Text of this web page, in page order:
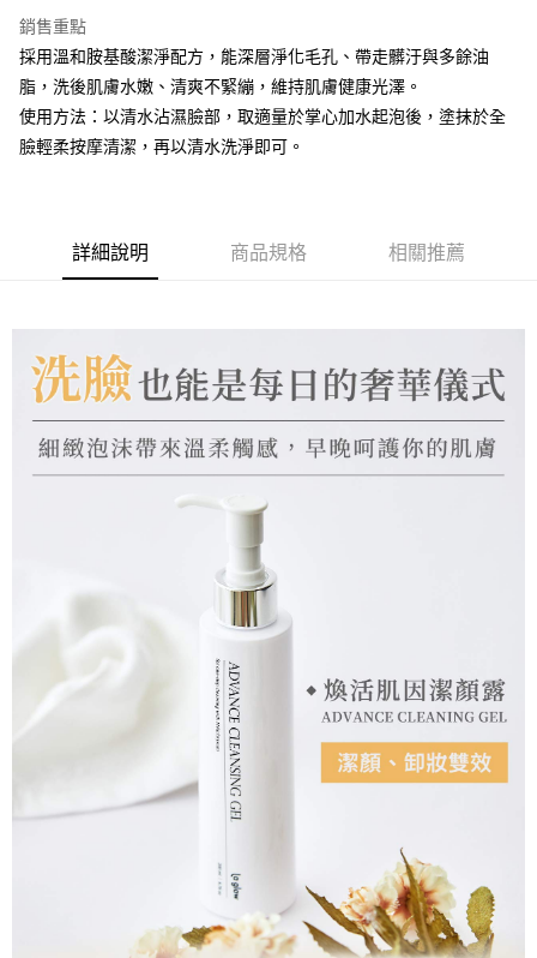
台灣樂天信用卡公司
玉山商業銀行
台灣樂天信用卡公司
全家取貨付款
每筆NT$70，滿NT$899(含以上)免運費
付款後全家取貨
每筆NT$70，滿NT$899(含以上)免運費
付款後7-11取貨
宅配(郵局)
每筆NT$80，滿NT$899(含以上)免運費
宅配
銷售重點
採用溫和胺基酸潔淨配方，能深層淨化毛孔、帶走髒汙與多餘油
脂，洗後肌膚水嫩、清爽不緊繃，維持肌膚健康光澤。
使用方法：以清水沾濕臉部，取適量於掌心加水起泡後，塗抹於全
臉輕柔按摩清潔，再以清水洗淨即可。
詳細說明 商品規格 相關推薦